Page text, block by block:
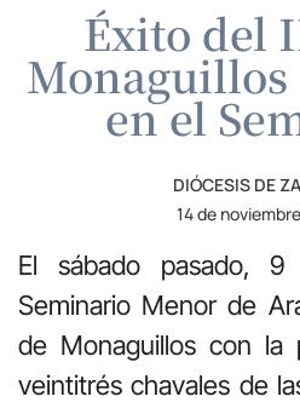
Éxito del
Monaguillos
en el
DIÓCESIS DE
14 de
El sábado pasado,
Seminario Menor de
de Monaguillos con la
veintitrés chavales de